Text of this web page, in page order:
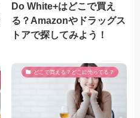
Do White+はどこで買え
る？Amazonやドラッグス
トアで探してみよう！
どこで買える？どこに売ってる？